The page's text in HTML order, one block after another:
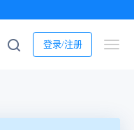
登录/注册